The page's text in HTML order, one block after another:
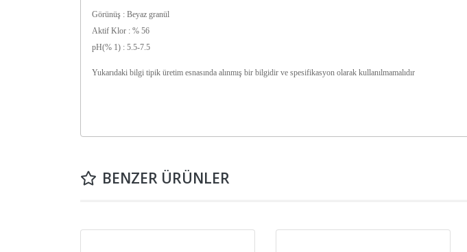
Görünüş : Beyaz granül
Aktif Klor : % 56
pH(% 1) : 5.5-7.5
Yukarıdaki bilgi tipik üretim esnasında alınmış bir bilgidir ve spesifikasyon olarak kullanılmamalıdır
BENZER ÜRÜNLER